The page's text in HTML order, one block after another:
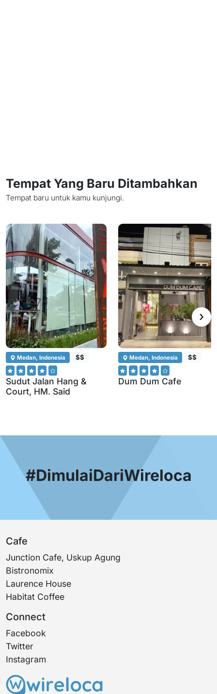
Tempat Yang Baru Ditambahkan
Tempat baru untuk kamu kunjungi.
Medan, Indonesia $$
Sudut Jalan Hang &
Court, HM. Said
Medan, Indonesia $$
Dum Dum Cafe
›
#DimulaiDariWireloca
Cafe
Junction Cafe, Uskup Agung
Bistronomix
Laurence House
Habitat Coffee
Connect
Facebook
Twitter
Instagram